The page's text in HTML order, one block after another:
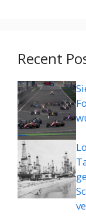
Recent